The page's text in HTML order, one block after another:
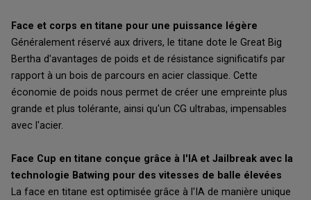
Face et corps en titane pour une puissance légère
Généralement réservé aux drivers, le titane dote le Great Big
Bertha d'avantages de poids et de résistance significatifs par
rapport à un bois de parcours en acier classique. Cette
économie de poids nous permet de créer une empreinte plus
grande et plus tolérante, ainsi qu'un CG ultrabas, impensables
avec l'acier.
Face Cup en titane conçue grâce à l'IA et Jailbreak avec la
technologie Batwing pour des vitesses de balle élevées
La face en titane est optimisée grâce à l'IA de manière unique